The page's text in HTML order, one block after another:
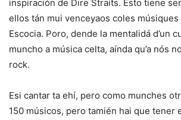
inspiración de Dire Straits. Esto tiene
ellos tán mui venceyaos coles músiques
Escocia. Poro, dende la mentalidá d’un
muncho a música celta, aínda qu’a nós
rock.
Esi cantar ta ehí, pero como munches
150 músicos, pero tamién hai que tener